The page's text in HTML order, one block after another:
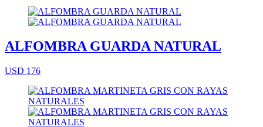
ALFOMBRA GUARDA NATURAL
USD 176